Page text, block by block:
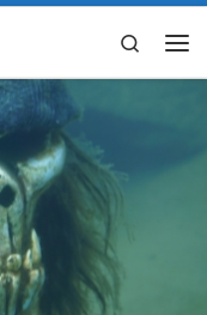
Search